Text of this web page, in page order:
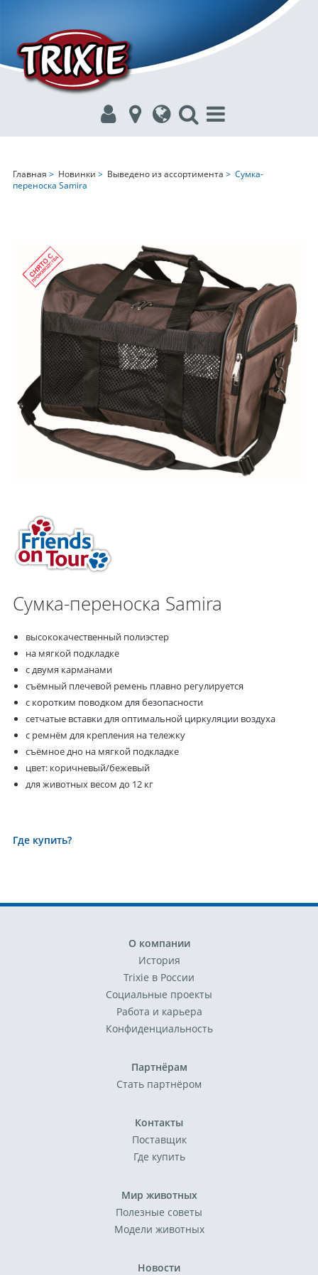
Главная > Новинки > Выведено из ассортимента > Сумка-
переноска Samira
Сумка-переноска Samira
высококачественный полиэстер
на мягкой подкладке
с двумя карманами
съёмный плечевой ремень плавно регулируется
с коротким поводком для безопасности
сетчатые вставки для оптимальной циркуляции воздуха
с ремнём для крепления на тележку
съёмное дно на мягкой подкладке
цвет: коричневый/бежевый
для животных весом до 12 кг
Где купить?
О компании
История
Trixie в России
Социальные проекты
Работа и карьера
Конфиденциальность
Партнёрам
Стать партнёром
Контакты
Поставщик
Где купить
Мир животных
Полезные советы
Модели животных
Новости